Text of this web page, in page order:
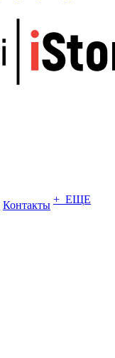
Контакты + ЕЩЕ